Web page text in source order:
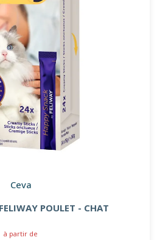
Ceva
POULET - CHAT
à partir de